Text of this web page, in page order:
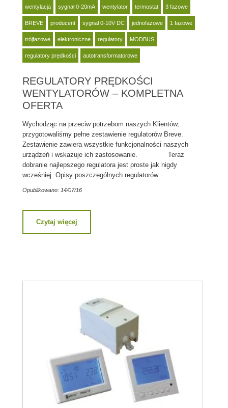
wentylacja sygnał 0-20mA wentylator termostat 3 fazowe
BREVE producent sygnał 0-10V DC jednofazowe 1 fazowe
trójfazowe elektroniczne regulatory MODBUS
regulatory prędkości autotransformatorowe
REGULATORY PRĘDKOŚCI
WENTYLATORÓW – KOMPLETNA
OFERTA
Wychodząc na przeciw potrzebom naszych Klientów,
przygotowaliśmy pełne zestawienie regulatorów Breve.
Zestawienie zawiera wszystkie funkcjonalności naszych
urządzeń i wskazuje ich zastosowanie. Teraz
dobranie najlepszego regulatora jest proste jak nigdy
wcześniej. Opisy poszczególnych regulatorów...
Opublikowano: 14/07/16
Czytaj więcej